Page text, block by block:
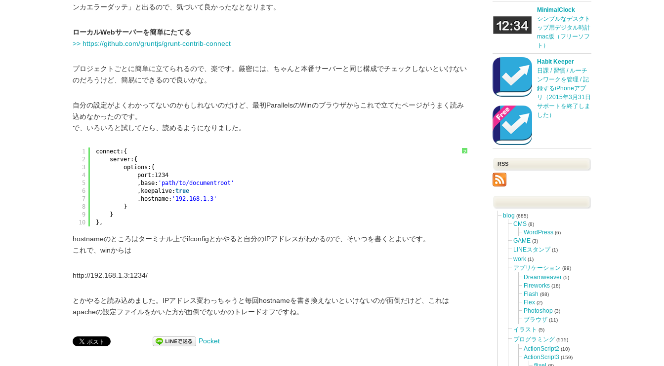
ンカエラーダッテ」と出るので、気づいて良かったなとなります。
ローカルWebサーバーを簡単にたてる
>> https://github.com/gruntjs/grunt-contrib-connect
プロジェクトごとに簡単に立てられるので、楽です。厳密には、ちゃんと本番サーバーと同じ構成でチェックしないといけない
のだろうけど、簡易にできるので良いかな。
自分の設定がよくわかってないのかもしれないのだけど、最初ParallelsのWinのブラウザからこれで立てたページがうまく読み
込めなかったのです。
で、いろいろと試してたら、読めるようになりました。
?
1
2
3
4
5
6
7
8
9
10
connect:{
server:{
options:{
port:1234
,base: 'path/to/documentroot'
,keepalive:true
,hostname: '192.168.1.3'
}
}
},
hostnameのところはターミナル上でifconfigとかやると自分のIPアドレスがわかるので、そいつを書くとよいです。
これで、winからは
http://192.168.1.3:1234/
とかやると読み込めました。IPアドレス変わっちゃうと毎回hostnameを書き換えないといけないのが面倒だけど、これは
apacheの設定ファイルをかいた方が面倒でないかのトレードオフですね。
Pocket
MinimalClock
シンプルなデスクト
ップ用デジタル時計
mac版（フリーソフ
ト）
Habit Keeper
日課 / 習慣 / ルーチ
ンワークを管理 / 記
録するiPhoneアプ
リ（2015年3月31日
サポートを終了しま
した）
RSS
blog (685)
CMS (8)
WordPress (6)
GAME (3)
LINEスタンプ (1)
work (1)
アプリケーション (99)
Dreamweaver (5)
Fireworks (18)
Flash (68)
Flex (2)
Photoshop (3)
ブラウザ (11)
イラスト (5)
プログラミング (515)
ActionScript2 (10)
ActionScript3 (159)